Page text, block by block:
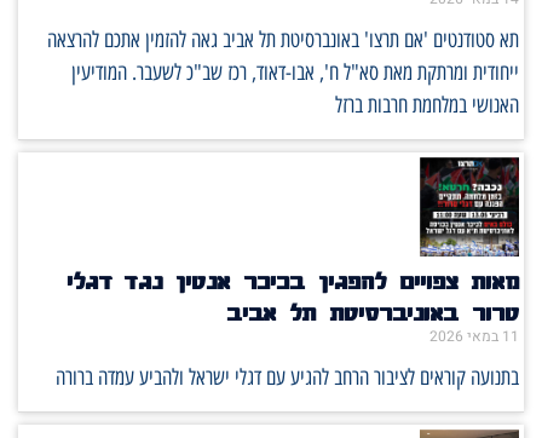
תא סטודנטים 'אם תרצו' באונברסיטת תל אביב גאה להזמין אתכם להרצאה
ייחודית ומרתקת מאת סא"ל ח', אבו-דאוד, רכז שב"כ לשעבר. המודיעין
האנושי במלחמת חרבות ברזל
מאות צפויים להפגין בכיכר אנטין נגד דגלי
טרור באוניברסיטת תל אביב
11 במאי 2026
בתנועה קוראים לציבור הרחב להגיע עם דגלי ישראל ולהביע עמדה ברורה